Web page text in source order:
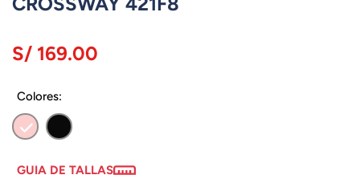
S/ 169.00
Colores:
GUIA DE TALLAS